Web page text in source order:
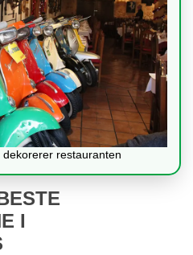
restauranten
I